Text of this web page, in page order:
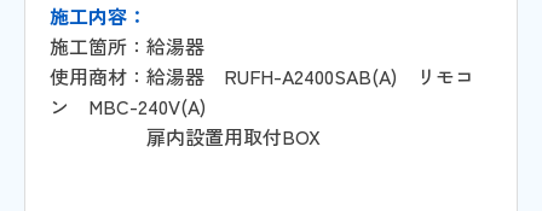
施工内容：
施工箇所：給湯器
使用商材：給湯器 RUFH-A2400SAB(A) リモコ
ン MBC-240V(A)
扉内設置用取付BOX